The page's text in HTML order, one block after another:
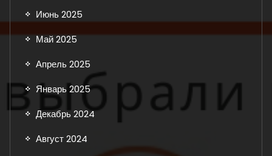
Июнь 2025
Май 2025
Апрель 2025
Январь 2025
Декабрь 2024
Август 2024